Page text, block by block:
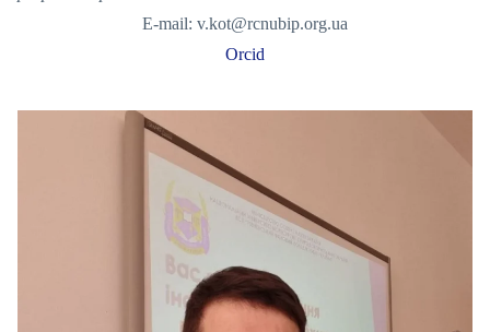
E-mail: v.kot@rcnubip.org.ua
Orcid